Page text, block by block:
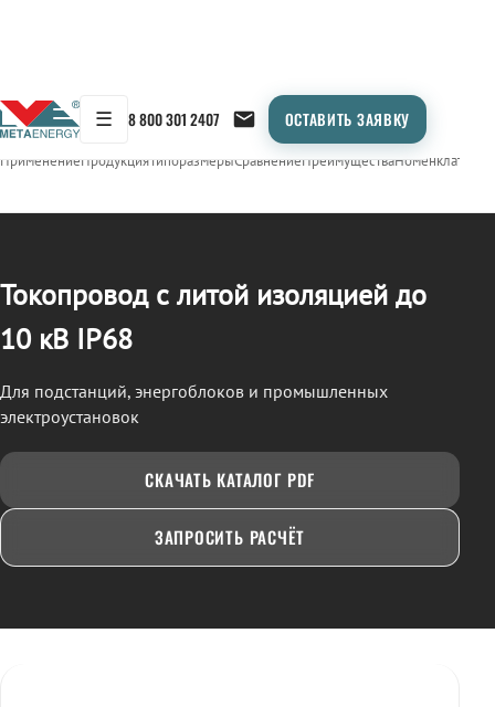
☰ 8 800 301 2407 ОСТАВИТЬ ЗАЯВКУ
← Продукция/ТОКОПРОВОД
ПрименениеПродукцияТипоразмерыСравнениеПреимуществаНоменклатура
Токопровод с литой изоляцией до
10 кВ IP68
Для подстанций, энергоблоков и промышленных
электроустановок
СКАЧАТЬ КАТАЛОГ PDF
ЗАПРОСИТЬ РАСЧЁТ